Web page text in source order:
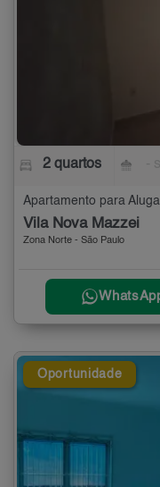
2 quartos
Apartamento para
Vila Nova Mazzei
Zona Norte - São Paulo
Oportunidade